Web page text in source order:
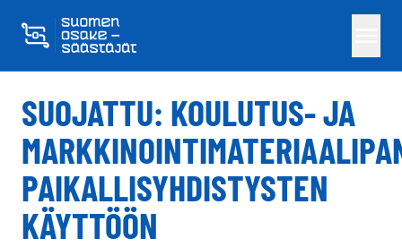
Skippaa sisältö
SUOJATTU: KOULUTUS- JA
PAIKALLISYHDISTYSTEN
KÄYTTÖÖN